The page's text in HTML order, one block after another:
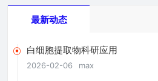
最新动态
白细胞提取物科研应用
2026-02-06 max